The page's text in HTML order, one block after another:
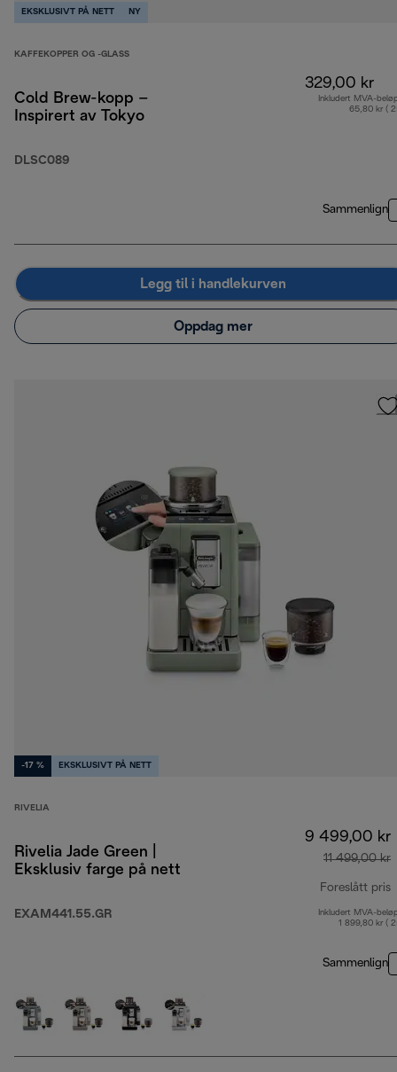
EKSKLUSIVT PÅ NETT NY
KAFFEKOPPER OG -GLASS
Cold Brew-kopp –
Inspirert av Tokyo
DLSC089
329,00 kr
Inkludert MVA-
65,80 kr (
Sammenlign
Legg til i handlekurven
Oppdag mer
-17 % EKSKLUSIVT PÅ NETT
RIVELIA
Rivelia Jade Green |
Eksklusiv farge på nett
EXAM441.55.GR
9 499,00 kr
11 499,00 kr
Foreslått pris
Inkludert MVA-
1 899,80 kr (
Sammenlign